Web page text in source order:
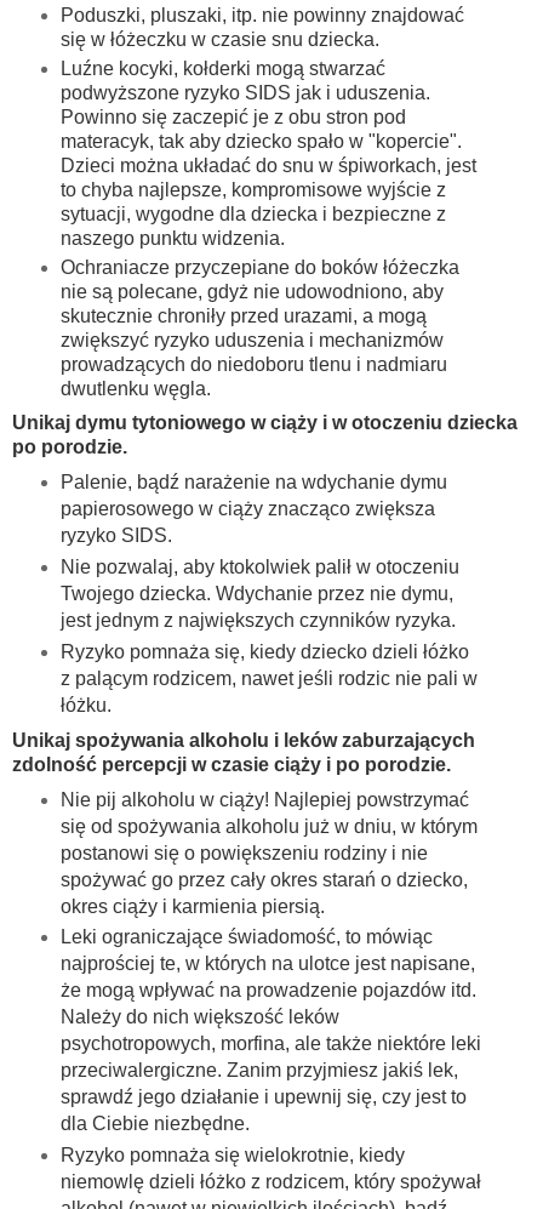
Poduszki, pluszaki, itp. nie powinny znajdować
się w łóżeczku w czasie snu dziecka.
Luźne kocyki, kołderki mogą stwarzać
podwyższone ryzyko SIDS jak i uduszenia.
Powinno się zaczepić je z obu stron pod
materacyk, tak aby dziecko spało w "kopercie".
Dzieci można układać do snu w śpiworkach, jest
to chyba najlepsze, kompromisowe wyjście z
sytuacji, wygodne dla dziecka i bezpieczne z
naszego punktu widzenia.
Ochraniacze przyczepiane do boków łóżeczka
nie są polecane, gdyż nie udowodniono, aby
skutecznie chroniły przed urazami, a mogą
zwiększyć ryzyko uduszenia i mechanizmów
prowadzących do niedoboru tlenu i nadmiaru
dwutlenku węgla.
Unikaj dymu tytoniowego w ciąży i w otoczeniu dziecka
po porodzie.
Palenie, bądź narażenie na wdychanie dymu
papierosowego w ciąży znacząco zwiększa
ryzyko SIDS.
Nie pozwalaj, aby ktokolwiek palił w otoczeniu
Twojego dziecka. Wdychanie przez nie dymu,
jest jednym z największych czynników ryzyka.
Ryzyko pomnaża się, kiedy dziecko dzieli łóżko
z palącym rodzicem, nawet jeśli rodzic nie pali w
łóżku.
Unikaj spożywania alkoholu i leków zaburzających
zdolność percepcji w czasie ciąży i po porodzie.
Nie pij alkoholu w ciąży! Najlepiej powstrzymać
się od spożywania alkoholu już w dniu, w którym
postanowi się o powiększeniu rodziny i nie
spożywać go przez cały okres starań o dziecko,
okres ciąży i karmienia piersią.
Leki ograniczające świadomość, to mówiąc
najprościej te, w których na ulotce jest napisane,
że mogą wpływać na prowadzenie pojazdów itd.
Należy do nich większość leków
psychotropowych, morfina, ale także niektóre leki
przeciwalergiczne. Zanim przyjmiesz jakiś lek,
sprawdź jego działanie i upewnij się, czy jest to
dla Ciebie niezbędne.
Ryzyko pomnaża się wielokrotnie, kiedy
niemowlę dzieli łóżko z rodzicem, który spożywał